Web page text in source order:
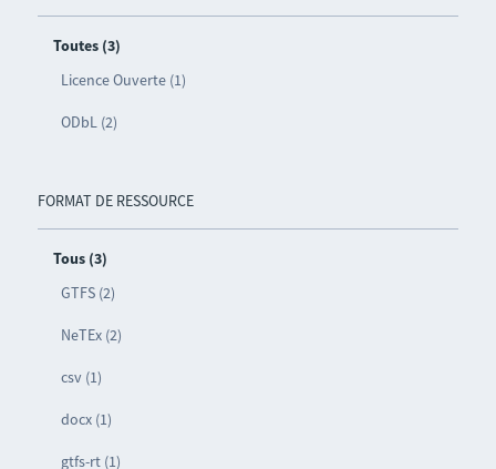
Toutes (3)
Licence Ouverte (1)
ODbL (2)
FORMAT DE RESSOURCE
Tous (3)
GTFS (2)
NeTEx (2)
csv (1)
docx (1)
gtfs-rt (1)